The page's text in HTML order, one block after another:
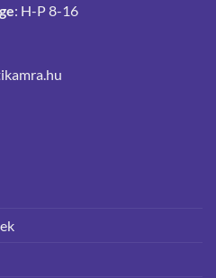
: H-P 8-16